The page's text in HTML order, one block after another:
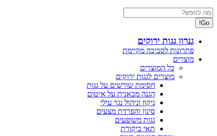
Search:
גנרון גגות ירוקים
פתרונות לסביבה מקיימת
מוצרים
כל המוצרים
מוצרים לגגות ירוקים
חסימת שורשים על גגות
הגנה מכאנית על איטום
ניקוז וניהול נגר עילי
סינון והפרדת מצעים
גגות משופעים
תאי ביקורת